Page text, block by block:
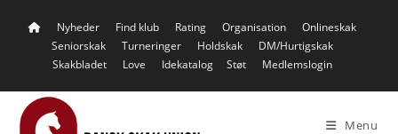
Nyheder Find klub Rating Organisation
Onlineskak
Seniorskak
Turneringer Holdskak
DM/Hurtigskak
Skakbladet
Love Idekatalog Støt Medlemslogin
Menu